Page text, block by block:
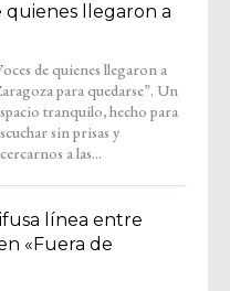
quienes llegaron a
a las...
línea entre
«Fuera de